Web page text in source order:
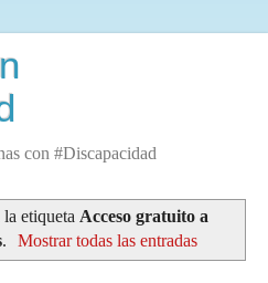
con #Discapacidad
etiqueta Acceso gratuito a
. Mostrar todas las entradas